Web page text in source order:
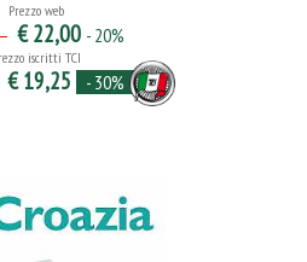
Prezzo web
€ 22,00 - 20%
iscritti TCI
€ 19,25 - 30%